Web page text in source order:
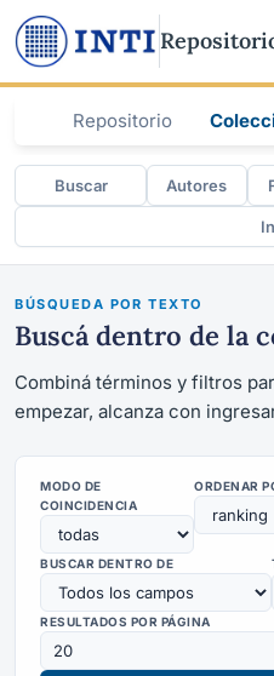
Repositorio
Buscar Autores
BÚSQUEDA POR TEXTO
Buscá dentro de la
Combiná términos y filtros
empezar, alcanza con
MODO DE
COINCIDENCIA
ORDENAR
BUSCAR DENTRO DE
RESULTADOS POR PÁGINA